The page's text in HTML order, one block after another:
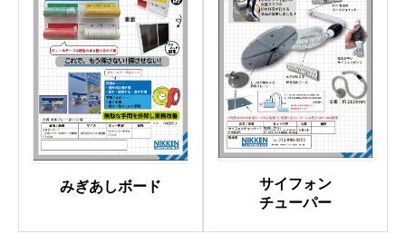
みぎあしボード
サイフォン
チューパー